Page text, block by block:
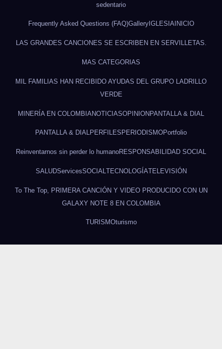
sedentario
Frequently Asked Questions (FAQ)GalleryIGLESIAINICIO
LAS GRANDES CANCIONES SE ESCRIBEN EN SERVILLETAS.
MAS CATEGORIAS
MIL FAMILIAS HAN RECIBIDO AYUDAS DEL GRUPO LADRILLO
VERDE
MINERÍA EN COLOMBIANOTICIASOPINIONPANTALLA & DIAL
PANTALLA & DIALPERFILES PERIODISMOPortfolio
Reinventarnos sin perder lo humanoRESPONSABILIDAD SOCIAL
SALUDServicesSOCIAL TECNOLOGÍATELEVISIÓN
To The Top, PRIMERA CANCIÓN Y VIDEO PRODUCIDO CON UN
GALAXY NOTE 8 EN COLOMBIA
TURISMOturismo